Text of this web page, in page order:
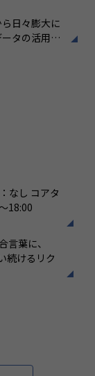
環境
日々膨大に
タの活用を
る様々な課
価値に繋げ
タプロダク
メンバーを
予定です。
ング、自動
なし コアタ
〜18:00
間～10時
葉に、
続けるリク
スに伴走